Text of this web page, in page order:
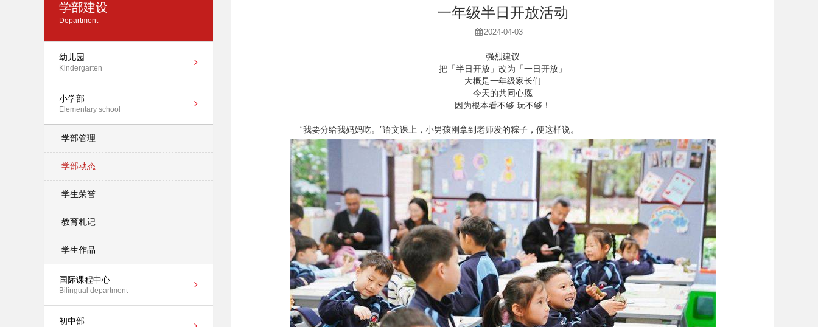
学部建设
Department
幼儿园
Kindergarten
小学部
Elementary school
学部管理
学部动态
学生荣誉
教育札记
学生作品
国际课程中心
Bilingual department
初中部
一年级半日开放活动
2024-04-03
强烈建议
把「半日开放」改为「一日开放」
大概是一年级家长们
今天的共同心愿
因为根本看不够 玩不够！
“我要分给我妈妈吃。”语文课上，小男孩刚拿到老师发的粽子，便这样说。